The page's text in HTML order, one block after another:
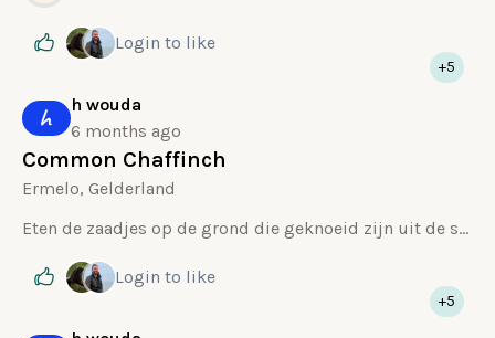
Login to like
h
h wouda
6 months ago
Common Chaffinch
Ermelo, Gelderland
+5
Eten de zaadjes op de grond die geknoeid zijn uit de silo door andere vogels
Login to like
+5